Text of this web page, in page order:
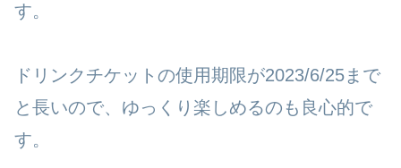
す。
ドリンクチケットの使用期限が2023/6/25まで
と長いので、ゆっくり楽しめるのも良心的で
す。